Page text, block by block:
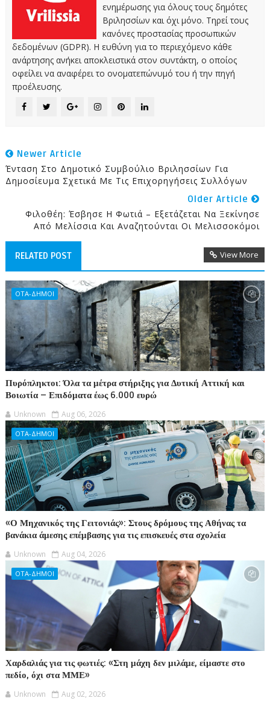
ενημέρωσης για όλους τους δημότες
Βριλησσίων και όχι μόνο. Τηρεί τους
κανόνες προστασίας προσωπικών
δεδομένων (GDPR). Η ευθύνη για το περιεχόμενο κάθε
ανάρτησης ανήκει αποκλειστικά στον συντάκτη, ο οποίος
οφείλει να αναφέρει το ονοματεπώνυμό του ή την πηγή
προέλευσης.
Newer Article
Ένταση Στο Δημοτικό Συμβούλιο Βριλησσίων Για
Δημοσίευμα Σχετικά Με Τις Επιχορηγήσεις Συλλόγων
Older Article
Φιλοθέη: Έσβησε Η Φωτιά – Εξετάζεται Να Ξεκίνησε
Από Μελίσσια Και Αναζητούνται Οι Μελισσοκόμοι
RELATED POST View More
ΟΤΑ-ΔΗΜΟΙ
Πυρόπληκτοι: Όλα τα μέτρα στήριξης για Δυτική Αττική και
Βοιωτία – Επιδόματα έως 6.000 ευρώ
Unknown Aug 06, 2026
ΟΤΑ-ΔΗΜΟΙ
«Ο Μηχανικός της Γειτονιάς»: Στους δρόμους της Αθήνας τα
βανάκια άμεσης επέμβασης για τις επισκευές στα σχολεία
Unknown Aug 04, 2026
ΟΤΑ-ΔΗΜΟΙ
Χαρδαλιάς για τις φωτιές: «Στη μάχη δεν μιλάμε, είμαστε στο
πεδίο, όχι στα ΜΜΕ»
Unknown Aug 02, 2026